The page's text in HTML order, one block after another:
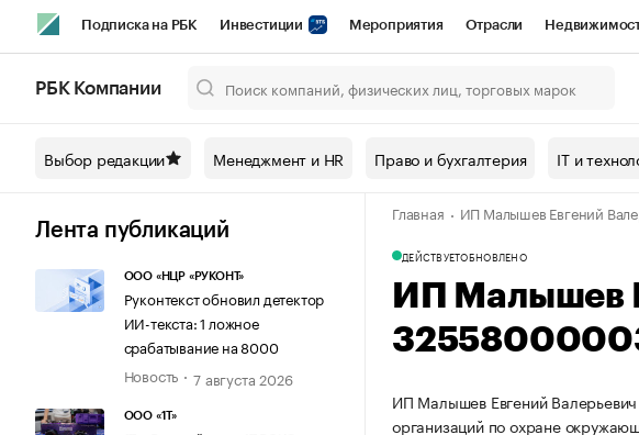
Подписка на РБК Инвестиции Мероприятия Отрасли
Спецпроекты СПб Конференции СПб Спецпроекты Проверка
Технологии и медиа Рынок наличной валюты
РБК Компании
Выбор редакции Менеджмент и HR Право и бухгалтерия IT и
Лента публикаций
ООО «НЦР «РУКОНТ»
Руконтекст обновил детектор
ИИ-текста: 1 ложное
срабатывание на 8000
Новость
7 августа 2026
ООО «1Т»
Главная ИП Малышев Евгений
ДЕЙСТВУЕТОБНОВЛЕНО
ИП Малышев
ИП Малышев Евгений Валерьевич
организаций по охране